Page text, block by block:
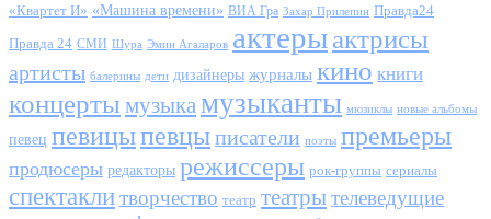
«Квартет И» «Машина времени» ВИА Гра Захар Прилепин Правда24
Правда 24 СМИ Шура Эмин Агаларов актерыактрисы
артисты балерины дети дизайнеры журналы кино книги
концерты музыка музыканты мюзиклы новые альбомы
певец певицыпевцыписатели поэты премьеры
продюсеры редакторы режиссеры рок-группы сериалы
спектаклитворчество театр театрытелеведущие